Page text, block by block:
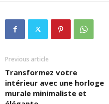
Previous article
Transformez votre
intérieur avec une horloge
murale minimaliste et